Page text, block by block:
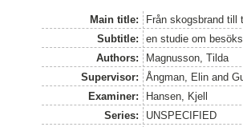
Main title:
Från skogsbrand till
Subtitle:
en studie om
Authors:
Magnusson, Tilda
Supervisor:
Ångman, Elin and
Examiner:
Hansen, Kjell
Series:
UNSPECIFIED